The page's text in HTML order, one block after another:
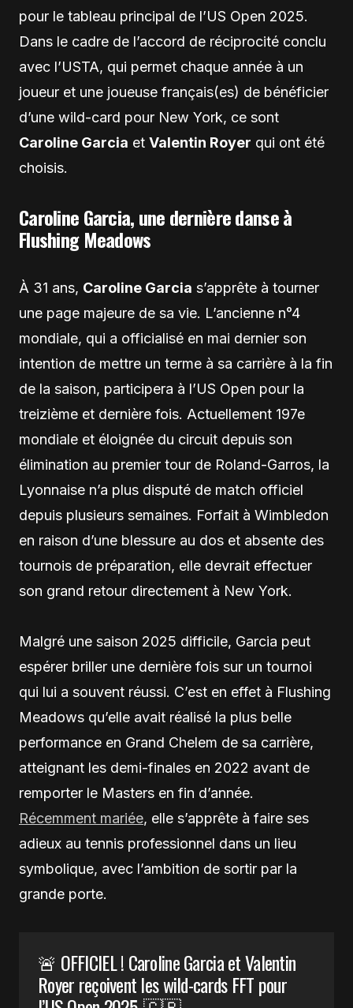
pour le tableau principal de l’US Open 2025.
Dans le cadre de l’accord de réciprocité conclu
avec l’USTA, qui permet chaque année à un
joueur et une joueuse français(es) de bénéficier
d’une wild-card pour New York, ce sont
Caroline Garcia et Valentin Royer qui ont été
choisis.
Caroline Garcia, une dernière danse à
Flushing Meadows
À 31 ans, Caroline Garcia s’apprête à tourner
une page majeure de sa vie. L’ancienne n°4
mondiale, qui a officialisé en mai dernier son
intention de mettre un terme à sa carrière à la fin
de la saison, participera à l’US Open pour la
treizième et dernière fois. Actuellement 197e
mondiale et éloignée du circuit depuis son
élimination au premier tour de Roland-Garros, la
Lyonnaise n’a plus disputé de match officiel
depuis plusieurs semaines. Forfait à Wimbledon
en raison d’une blessure au dos et absente des
tournois de préparation, elle devrait effectuer
son grand retour directement à New York.
Malgré une saison 2025 difficile, Garcia peut
espérer briller une dernière fois sur un tournoi
qui lui a souvent réussi. C’est en effet à Flushing
Meadows qu’elle avait réalisé la plus belle
performance en Grand Chelem de sa carrière,
atteignant les demi-finales en 2022 avant de
remporter le Masters en fin d’année.
Récemment mariée, elle s’apprête à faire ses
adieux au tennis professionnel dans un lieu
symbolique, avec l’ambition de sortir par la
grande porte.
🚨 OFFICIEL ! Caroline Garcia et Valentin
Royer reçoivent les wild-cards FFT pour